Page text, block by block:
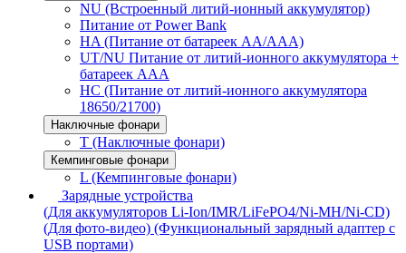
NU (Встроенный литий-ионный аккумулятор)
Питание от Power Bank
HA (Питание от батареек AA/AAA)
UT/NU Питание от литий-ионного аккумулятора +
батареек AAA
HC (Питание от литий-ионного аккумулятора
18650/21700)
Наключные фонари
T (Наключные фонари)
Кемпинговые фонари
L (Кемпинговые фонари)
Зарядные устройства
(Для аккумуляторов Li-Ion/IMR/LiFePO4/Ni-MH/Ni-CD)
(Для фото-видео) (Функциональный зарядный адаптер с
USB портами)